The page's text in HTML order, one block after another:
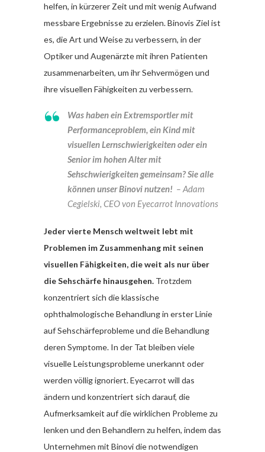
helfen, in kürzerer Zeit und mit wenig Aufwand
messbare Ergebnisse zu erzielen. Binovis Ziel ist
es, die Art und Weise zu verbessern, in der
Optiker und Augenärzte mit ihren Patienten
zusammenarbeiten, um ihr Sehvermögen und
ihre visuellen Fähigkeiten zu verbessern.
Was haben ein Extremsportler mit
Performanceproblem, ein Kind mit
visuellen Lernschwierigkeiten oder ein
Senior im hohen Alter mit
Sehschwierigkeiten gemeinsam? Sie alle
können unser Binovi nutzen! – Adam
Cegielski, CEO von Eyecarrot Innovations
Jeder vierte Mensch weltweit lebt mit
Problemen im Zusammenhang mit seinen
visuellen Fähigkeiten, die weit als nur über
die Sehschärfe hinausgehen. Trotzdem
konzentriert sich die klassische
ophthalmologische Behandlung in erster Linie
auf Sehschärfeprobleme und die Behandlung
deren Symptome. In der Tat bleiben viele
visuelle Leistungsprobleme unerkannt oder
werden völlig ignoriert. Eyecarrot will das
ändern und konzentriert sich darauf, die
Aufmerksamkeit auf die wirklichen Probleme zu
lenken und den Behandlern zu helfen, indem das
Unternehmen mit Binovi die notwendigen